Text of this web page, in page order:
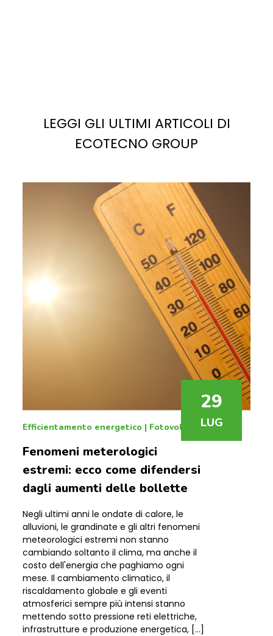
potenziale sul pianeta. Se sfruttata correttamente,
potrebbe facilmente soddisfare, e superare, la
domanda di elettricità attuale e futura.
LEGGI GLI ULTIMI ARTICOLI DI
ECOTECNO GROUP
29
LUG
Efficientamento energetico | Fotovoltaico
Fenomeni meterologici
estremi: ecco come difendersi
dagli aumenti delle bollette
Negli ultimi anni le ondate di calore, le
alluvioni, le grandinate e gli altri fenomeni
meteorologici estremi non stanno
cambiando soltanto il clima, ma anche il
costo dell'energia che paghiamo ogni
mese. Il cambiamento climatico, il
riscaldamento globale e gli eventi
atmosferici sempre più intensi stanno
mettendo sotto pressione reti elettriche,
infrastrutture e produzione energetica, […]